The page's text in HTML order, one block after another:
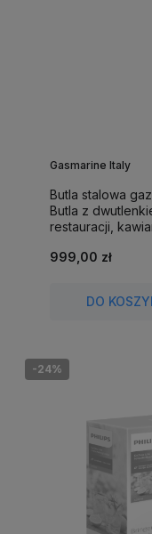
Gasmarine Italy
Butla stalowa
Butla z
restauracji,
999,00 zł
DO
-24%